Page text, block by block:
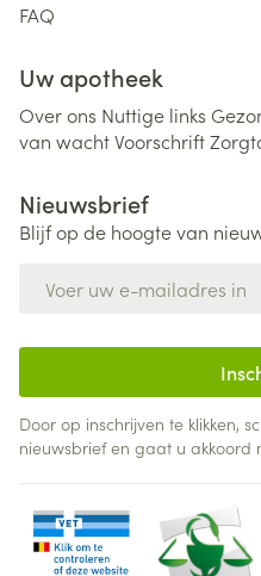
FAQ
Uw apotheek
Over ons Nuttige links
van wachtVoorschrift
Nieuwsbrief
Blijf op de hoogte van
Door op inschrijven te klikken,
nieuwsbrief en gaat u akkoord